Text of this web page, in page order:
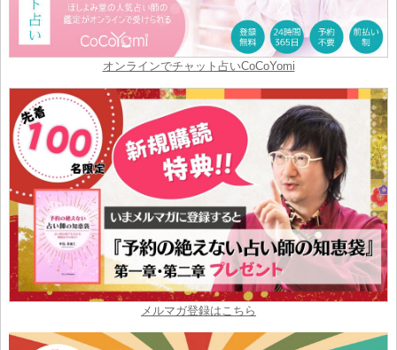
オンラインでチャット占いCoCoYomi
メルマガ登録はこちら